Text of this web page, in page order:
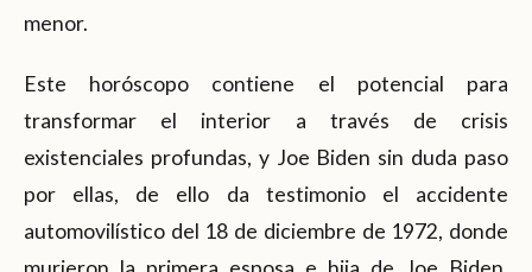
menor.
Este horóscopo contiene el potencial para
transformar el interior a través de crisis
existenciales profundas, y Joe Biden sin duda paso
por ellas, de ello da testimonio el accidente
automovilístico del 18 de diciembre de 1972, donde